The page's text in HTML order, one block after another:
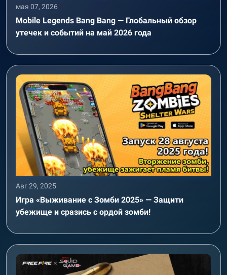
мая 07, 2026
Mobile Legends Bang Bang — Глобальный обзор
утечек и событий на май 2026 года
Авг 29, 2025
Игра «Выживание с Зомби 2025» — Защити
убежище и сразись с ордой зомби!